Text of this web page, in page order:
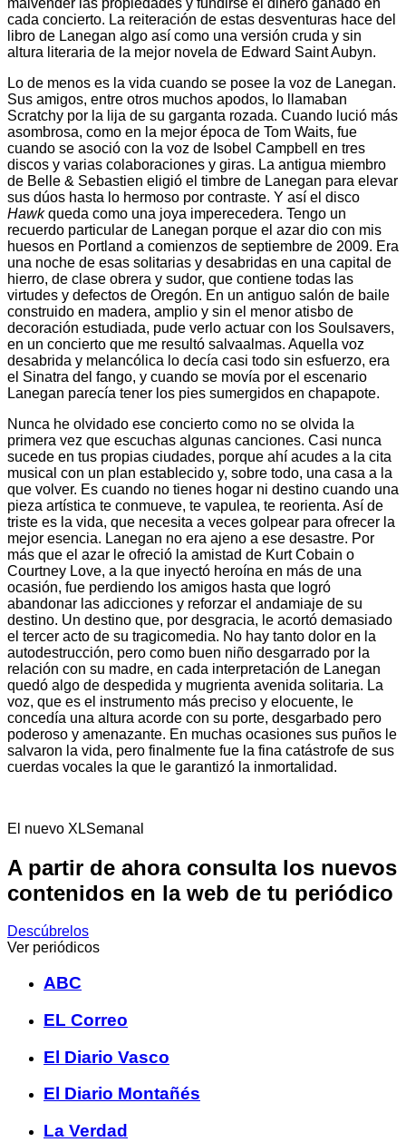
cada concierto. La reiteración de estas desventuras hace del
libro de Lanegan algo así como una versión cruda y sin
altura literaria de la mejor novela de Edward Saint Aubyn.
Lo de menos es la vida cuando se posee la voz de Lanegan.
Sus amigos, entre otros muchos apodos, lo llamaban
Scratchy por la lija de su garganta rozada. Cuando lució más
asombrosa, como en la mejor época de Tom Waits, fue
cuando se asoció con la voz de Isobel Campbell en tres
discos y varias colaboraciones y giras. La antigua miembro
de Belle & Sebastien eligió el timbre de Lanegan para elevar
sus dúos hasta lo hermoso por contraste. Y así el disco
Hawkqueda como una joya imperecedera. Tengo un
recuerdo particular de Lanegan porque el azar dio con mis
huesos en Portland a comienzos de septiembre de 2009. Era
una noche de esas solitarias y desabridas en una capital de
hierro, de clase obrera y sudor, que contiene todas las
virtudes y defectos de Oregón. En un antiguo salón de baile
construido en madera, amplio y sin el menor atisbo de
decoración estudiada, pude verlo actuar con los Soulsavers,
en un concierto que me resultó salvaalmas. Aquella voz
desabrida y melancólica lo decía casi todo sin esfuerzo, era
el Sinatra del fango, y cuando se movía por el escenario
Lanegan parecía tener los pies sumergidos en chapapote.
Nunca he olvidado ese concierto como no se olvida la
primera vez que escuchas algunas canciones. Casi nunca
sucede en tus propias ciudades, porque ahí acudes a la cita
musical con un plan establecido y, sobre todo, una casa a la
que volver. Es cuando no tienes hogar ni destino cuando una
pieza artística te conmueve, te vapulea, te reorienta. Así de
triste es la vida, que necesita a veces golpear para ofrecer la
mejor esencia. Lanegan no era ajeno a ese desastre. Por
más que el azar le ofreció la amistad de Kurt Cobain o
Courtney Love, a la que inyectó heroína en más de una
ocasión, fue perdiendo los amigos hasta que logró
abandonar las adicciones y reforzar el andamiaje de su
destino. Un destino que, por desgracia, le acortó demasiado
el tercer acto de su tragicomedia. No hay tanto dolor en la
autodestrucción, pero como buen niño desgarrado por la
relación con su madre, en cada interpretación de Lanegan
quedó algo de despedida y mugrienta avenida solitaria. La
voz, que es el instrumento más preciso y elocuente, le
concedía una altura acorde con su porte, desgarbado pero
poderoso y amenazante. En muchas ocasiones sus puños le
salvaron la vida, pero finalmente fue la fina catástrofe de sus
cuerdas vocales la que le garantizó la inmortalidad.
El nuevo XLSemanal
A partir de ahora consulta los nuevos
contenidos en la web de tu periódico
Descúbrelos
Ver periódicos
ABC
EL Correo
El Diario Vasco
El Diario Montañés
La Verdad